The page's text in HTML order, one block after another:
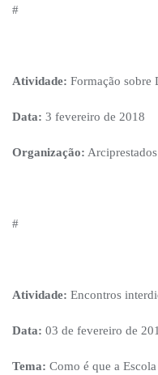
#
Atividade: Formação sobre
Data: 3 fevereiro de 2018
Organização: Arciprestados
#
Atividade: Encontros
Data: 03 de fevereiro de
Tema: Como é que a